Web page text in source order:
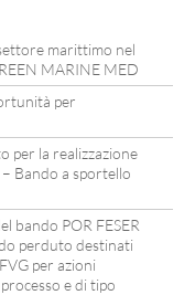
marittimo nel
MARINE MED
per
per la realizzazione
Bando a sportello
bando POR FESER
perduto destinati
per azioni
e di tipo